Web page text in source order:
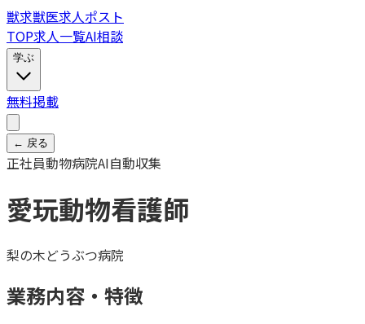
獣求獣医求人ポスト
TOP求人一覧AI相談
学ぶ
無料掲載
← 戻る
正社員動物病院AI自動収集
愛玩動物看護師
梨の木どうぶつ病院
業務内容・特徴